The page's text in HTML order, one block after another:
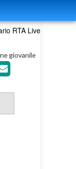
giovanile